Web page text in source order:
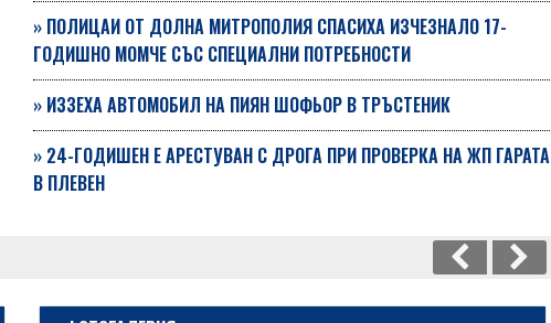
» ПОЛИЦАИ ОТ ДОЛНА МИТРОПОЛИЯ СПАСИХА ИЗЧЕЗНАЛО 17-
ГОДИШНО МОМЧЕ СЪС СПЕЦИАЛНИ ПОТРЕБНОСТИ
» ИЗЗЕХА АВТОМОБИЛ НА ПИЯН ШОФЬОР В ТРЪСТЕНИК
» 24-ГОДИШЕН Е АРЕСТУВАН С ДРОГА ПРИ ПРОВЕРКА НА ЖП ГАРАТА
В ПЛЕВЕН